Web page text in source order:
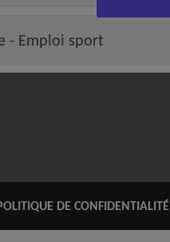
- Emploi sport
DE CONFIDENTIALITÉ